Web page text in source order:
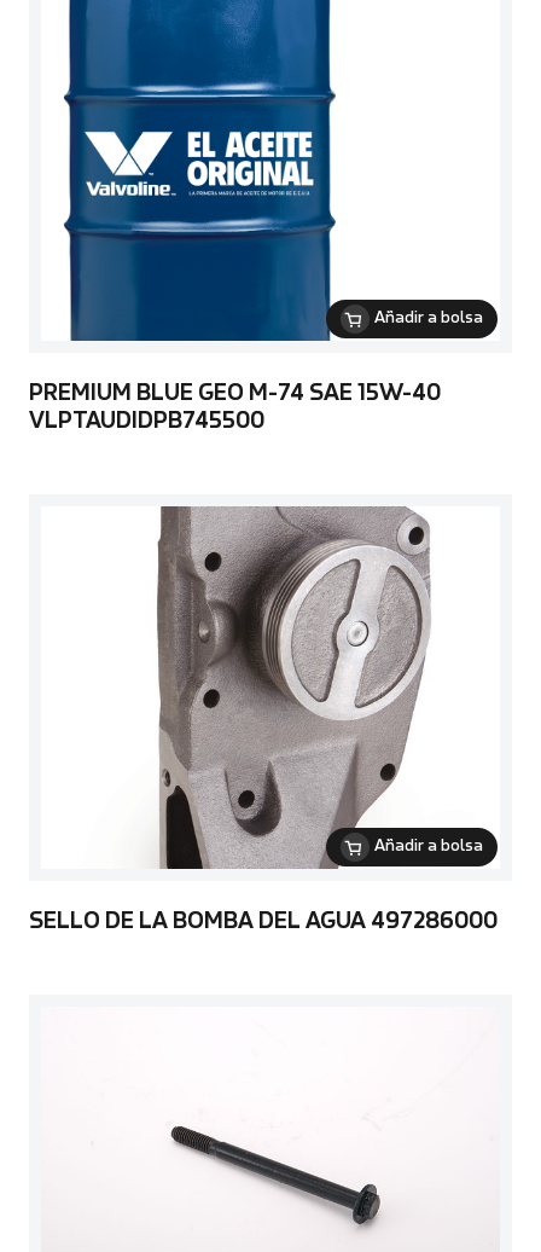
Añadir a bolsa
PREMIUM BLUE GEO M-74 SAE 15W-40
VLPTAUDIDPB745500
Añadir a bolsa
SELLO DE LA BOMBA DEL AGUA 497286000